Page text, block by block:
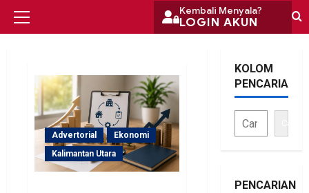
Skip
Primary
Kembali Menyala?
LOGIN AKUN
Advertorial
Ekonomi
Kalimantan Utara
KOLOM
PENCARIAN
Cari
PENCARIAN